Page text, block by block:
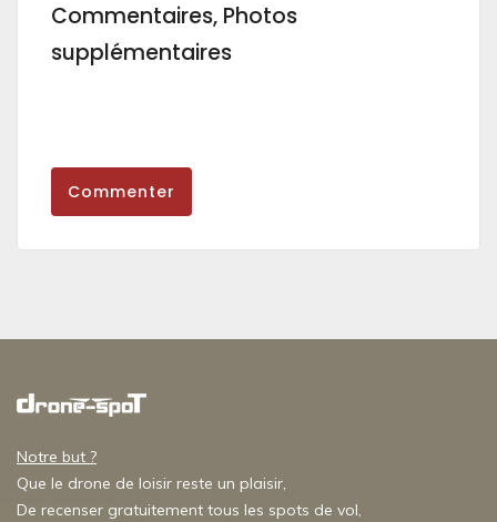
Commentaires, Photos
supplémentaires
Commenter
Notre but ?
Que le drone de loisir reste un plaisir,
De recenser gratuitement tous les spots de vol,